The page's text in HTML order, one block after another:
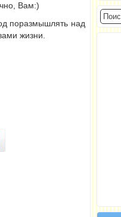
Вам:)
поразмышлять над
жизни.